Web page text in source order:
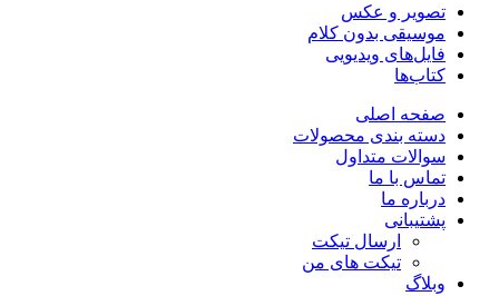
تصویر و عکس
موسیقی بدون کلام
فایل‌های ویدیویی
کتاب‌ها
صفحه اصلی
دسته بندی محصولات
سوالات متداول
تماس با ما
درباره ما
پشتیبانی
ارسال تیکت
تیکت های من
وبلاگ